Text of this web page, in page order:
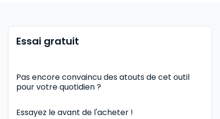
Essai gratuit
Pas encore convaincu des atouts de cet outil
pour votre quotidien ?
Essayez le avant de l'acheter !